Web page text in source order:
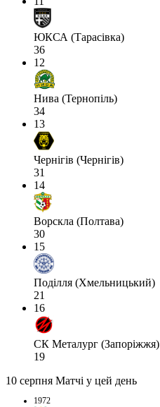
ЮКСА (Тарасівка)
36
12
Нива (Тернопіль)
34
13
Чернігів (Чернігів)
31
14
Ворскла (Полтава)
30
15
Поділля (Хмельницький)
21
16
СК Металург (Запоріжжя)
19
10 серпня Матчі у цей день
1972